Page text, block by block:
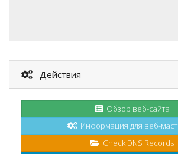
Действия
Обзор веб-сайта
Информация для веб-
Check DNS Records